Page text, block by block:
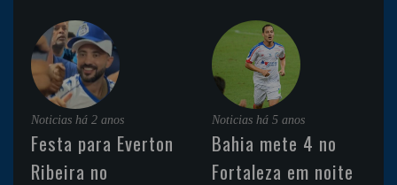
Noticias há 2 anos
Festa para Everton
Ribeira no
Noticias há 5 anos
Bahia mete 4 no
Fortaleza em noite